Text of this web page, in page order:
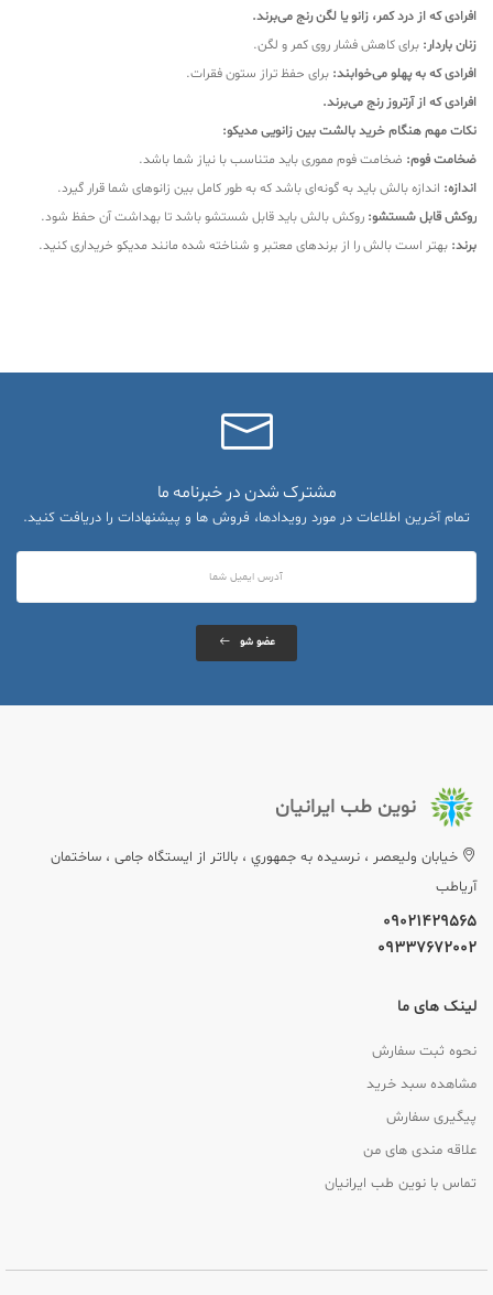
افرادی که از درد کمر، زانو یا لگن رنج می‌برند.
زنان باردار: برای کاهش فشار روی کمر و لگن.
افرادی که به پهلو می‌خوابند: برای حفظ تراز ستون فقرات.
افرادی که از آرتروز رنج می‌برند.
نکات مهم هنگام خرید بالشت بین زانویی مدیکو:
ضخامت فوم: ضخامت فوم مموری باید متناسب با نیاز شما باشد.
اندازه: اندازه بالش باید به گونه‌ای باشد که به طور کامل بین زانوهای شما قرار گیرد.
روکش قابل شستشو: روکش بالش باید قابل شستشو باشد تا بهداشت آن حفظ شود.
برند: بهتر است بالش را از برندهای معتبر و شناخته شده مانند مدیکو خریداری کنید.
مشترک شدن در خبرنامه ما
تمام آخرین اطلاعات در مورد رویدادها، فروش ها و پیشنهادات را دریافت کنید.
عضو شو
نوین طب ایرانیان
خيابان وليعصر ، نرسيده به جمهوري ، بالاتر از ایستگاه جامی ، ساختمان
آریاطب
09021429565
09337672002
لینک های ما
نحوه ثبت سفارش
مشاهده سبد خرید
پیگیری سفارش
علاقه مندی های من
تماس با نوین طب ایرانیان